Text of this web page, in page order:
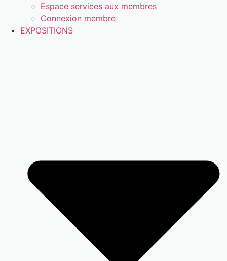
Espace services aux membres
Connexion membre
EXPOSITIONS